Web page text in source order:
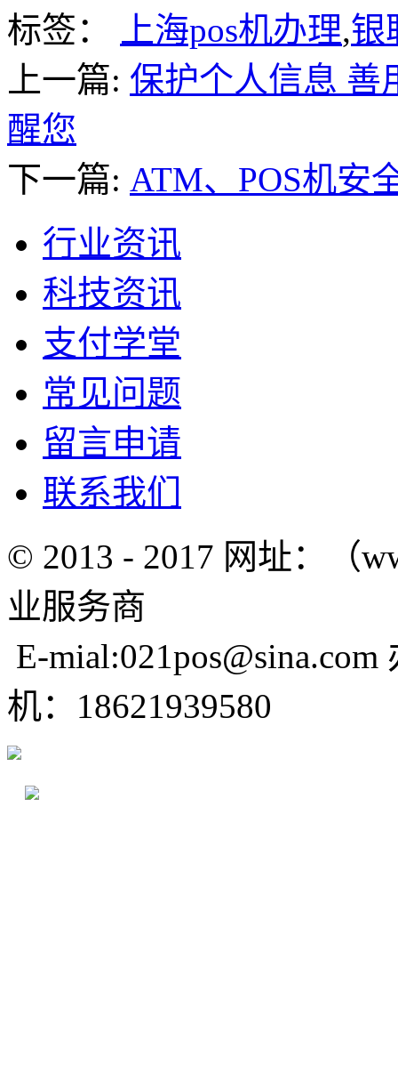
标签：
上海pos机办理,银
上一篇: 保护个人信息 善
醒您
下一篇: ATM、POS机安
行业资讯
科技资讯
支付学堂
常见问题
留言申请
联系我们
© 2013 - 2017 网址：（
业服务商
E-mial:021pos@sina.com
机：18621939580